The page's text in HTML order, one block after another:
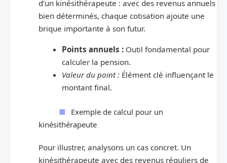
d’un kinésithérapeute : avec des revenus annuels
bien déterminés, chaque cotisation ajoute une
brique importante à son futur.
Points annuels :Outil fondamental pour
calculer la pension.
Valeur du point :Élément clé influençant le
montant final.
Exemple de calcul pour un
kinésithérapeute
Pour illustrer, analysons un cas concret. Un
kinésithérapeute avec des revenus réguliers de